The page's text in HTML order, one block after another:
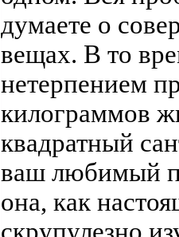
думаете о
вещах. В то
нетерпением
килограммов
квадратный
ваш любимый
она, как